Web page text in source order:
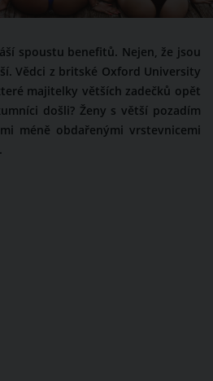
spoustu benefitů. Nejen, že jsou
Vědci z britské Oxford University
majitelky větších zadečků opět
došli? Ženy s větší pozadím
méně obdařenými vrstevnicemi